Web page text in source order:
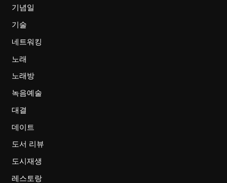
기념일
기술
네트워킹
노래
노래방
녹음예술
대결
데이트
도서 리뷰
도시재생
레스토랑